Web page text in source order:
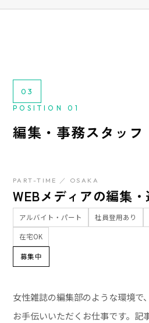
03
POSITION 01
編集・事務スタッフ
PART-TIME ／ OSAKA
WEBメディアの編集
アルバイト・パート 社員登用あり
在宅OK
募集中
女性雑誌の編集部のような環境で
お手伝いいただくお仕事です。記